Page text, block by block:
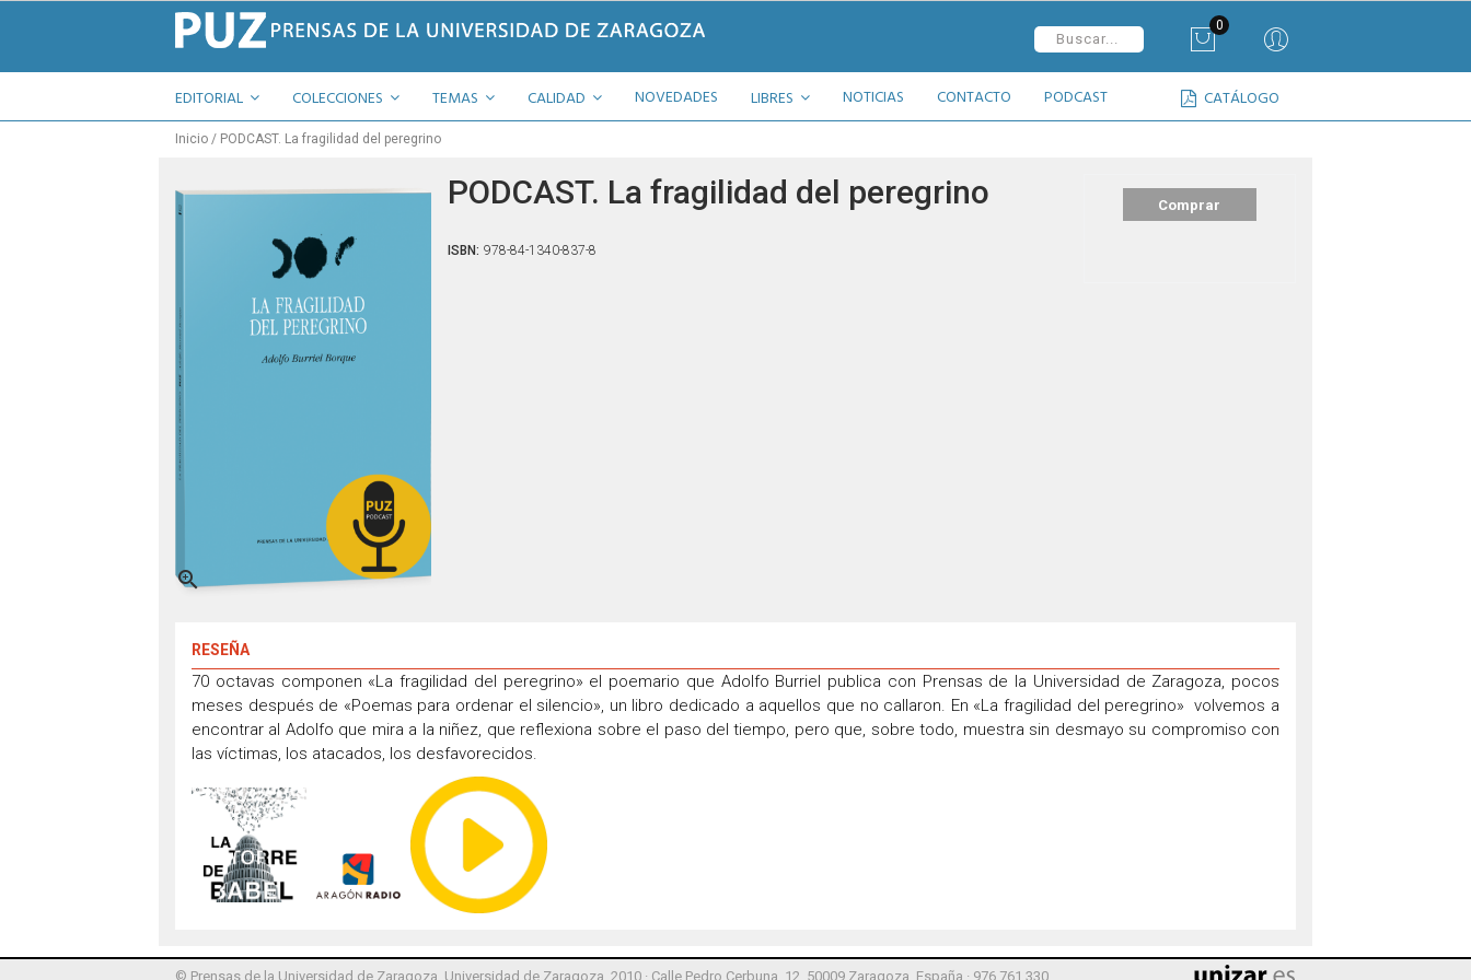
0
EDITORIAL COLECCIONES TEMAS CATÁLOGO
CALIDAD NOVEDADES LIBRES NOTICIAS CONTACTO PODCAST
Inicio PODCAST. La fragilidad del peregrino

PODCAST. La fragilidad del peregrino
ISBN: 978-84-1340-837-8
Comprar
RESEÑA
70 octavas componen «La fragilidad del peregrino» el poemario que Adolfo Burriel publica con Prensas de la Universidad de Zaragoza, pocos
meses después de «Poemas para ordenar el silencio», un libro dedicado a aquellos que no callaron. En «La fragilidad del peregrino» volvemos a
encontrar al Adolfo que mira a la niñez, que reflexiona sobre el paso del tiempo, pero que, sobre todo, muestra sin desmayo su compromiso con
las víctimas, los atacados, los desfavorecidos.
© Prensas de la Universidad de Zaragoza, Universidad de Zaragoza, 2010 · Calle Pedro Cerbuna, 12, 50009 Zaragoza, España · 976 761 330